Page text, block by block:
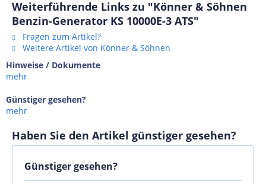
Weiterführende Links zu "Könner & Söhnen
Benzin-Generator KS 10000E-3 ATS"
Fragen zum Artikel?
Weitere Artikel von Könner & Söhnen
Hinweise / Dokumente
mehr
Günstiger gesehen?
mehr
Haben Sie den Artikel günstiger gesehen?
Günstiger gesehen?